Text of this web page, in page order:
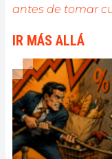
antes de tomar
IR MÁS ALLÁ